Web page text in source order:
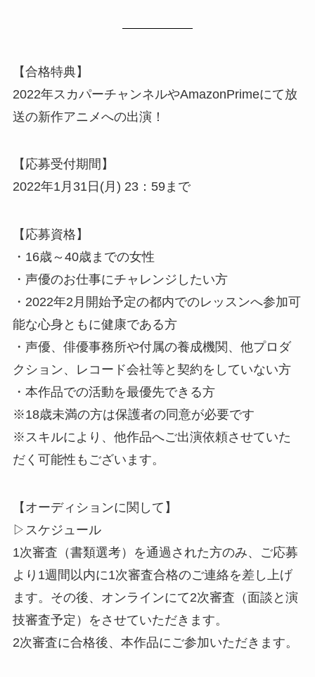
【合格特典】
2022年スカパーチャンネルやAmazonPrimeにて放
送の新作アニメへの出演！
【応募受付期間】
2022年1月31日(月) 23：59まで
【応募資格】
・16歳～40歳までの女性
・声優のお仕事にチャレンジしたい方
・2022年2月開始予定の都内でのレッスンへ参加可
能な心身ともに健康である方
・声優、俳優事務所や付属の養成機関、他プロダ
クション、レコード会社等と契約をしていない方
・本作品での活動を最優先できる方
※18歳未満の方は保護者の同意が必要です
※スキルにより、他作品へご出演依頼させていた
だく可能性もございます。
【オーディションに関して】
▷スケジュール
1次審査（書類選考）を通過された方のみ、ご応募
より1週間以内に1次審査合格のご連絡を差し上げ
ます。その後、オンラインにて2次審査（面談と演
技審査予定）をさせていただきます。
2次審査に合格後、本作品にご参加いただきます。